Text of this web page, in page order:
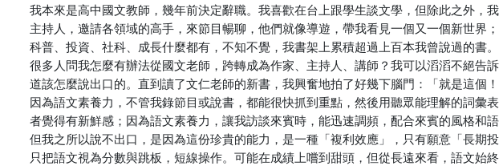
我本來是高中國文教師，幾年前決定辭職。我喜歡在台上跟學生談文學，但除此之外，
主持人，邀請各領域的高手，來節目暢聊，他們就像導遊，帶我看見一個又一個新世界
科普、投資、社科、成長什麼都有，不知不覺，我書架上累積超過上百本我曾說過的書。
很多人問我怎麼有辦法從國文老師，跨轉成為作家、主持人、講師？我可以滔滔不絕告
道該怎麼說出口的。直到讀了文仁老師的新書，我興奮地拍了好幾下腦門：「就是這個
因為語文素養力，不管我錄節目或說書，都能很快抓到重點，然後用聽眾能理解的詞
者覺得有新鮮感；因為語文素養力，讓我訪談來賓時，能迅速調頻，配合來賓的風格和語
但我之所以說不出口，是因為這份珍貴的能力，是一種「複利效應」，只有願意「長期
只把語文視為分數與跳板，短線操作。可能在成績上嚐到甜頭，但從長遠來看，語文始終